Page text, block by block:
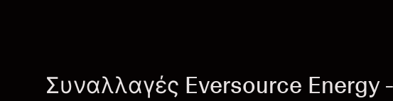
Συναλλαγές Eversource Energy